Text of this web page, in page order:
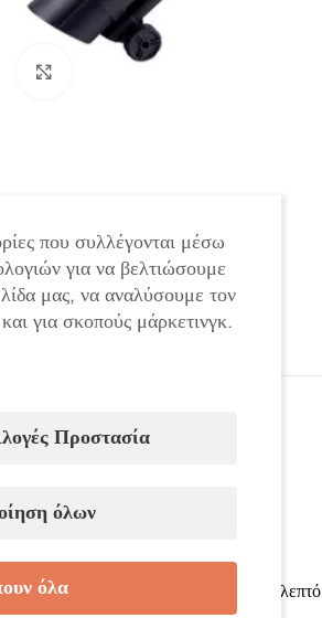
Ικανότητα: 2500 W
Στροφές χωρίς φορτίο: 14000 στροφές/λεπτό
που συλλέγονται μέσω
για να βελτιώσουμε
μας, να αναλύσουμε τον
για σκοπούς μάρκετινγκ.
Προστασία
όλων
όλα